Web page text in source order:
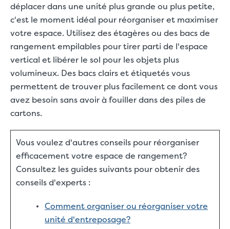
déplacer dans une unité plus grande ou plus petite,
c'est le moment idéal pour réorganiser et maximiser
votre espace. Utilisez des étagères ou des bacs de
rangement empilables pour tirer parti de l'espace
vertical et libérer le sol pour les objets plus
volumineux. Des bacs clairs et étiquetés vous
permettent de trouver plus facilement ce dont vous
avez besoin sans avoir à fouiller dans des piles de
cartons.
Vous voulez d'autres conseils pour réorganiser
efficacement votre espace de rangement?
Consultez les guides suivants pour obtenir des
conseils d'experts :
Comment organiser ou réorganiser votre
unité d'entreposage?